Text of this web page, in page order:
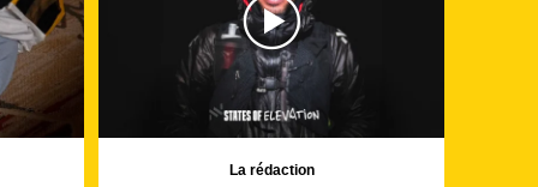
La rédaction